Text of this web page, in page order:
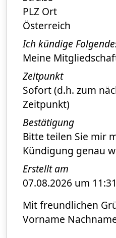
PLZ Ort
Österreich
Ich kündige
Meine
Zeitpunkt
Sofort (d.h. zum
Zeitpunkt)
Bestätigung
Bitte teilen Sie mir
Kündigung genau
Erstellt am
07.08.2026 um
Mit freundlichen
Vorname